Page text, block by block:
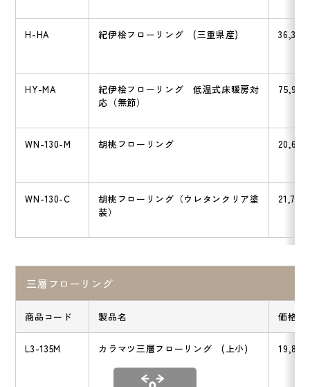
H-HA 紀伊桧フローリング (三重県産) 36,300
HY-MA
紀伊桧フローリング 低温式床暖房対
応（無節）
75,900
WN-130-M 胡桃フローリング 20,625
WN-130-C
胡桃フローリング（ウレタンクリア塗
装）
21,725
三層フローリング
商品コード 製品名 価格
L3-135M カラマツ三層フローリング (上小) 19,800